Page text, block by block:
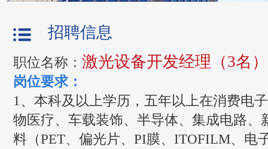
招聘信息
职位名称：激光设备开发经理（3名）
岗位要求：
1、本科及以上学历，五年以上在消费电
物医疗、车载装饰、半导体、集成电路、
料（PET、偏光片、PI膜、ITOFILM、电